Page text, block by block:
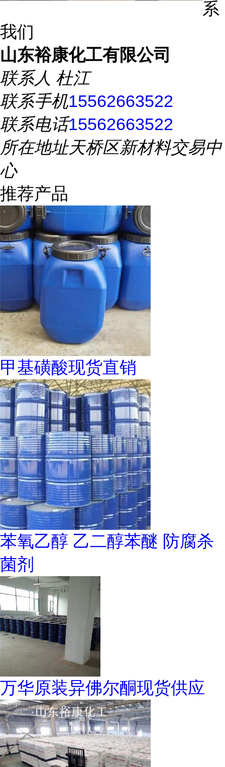
系
我们
山东裕康化工有限公司
联系人 杜江
联系手机15562663522
联系电话15562663522
所在地址天桥区新材料交易中
心
推荐产品
甲基磺酸现货直销
苯氧乙醇 乙二醇苯醚 防腐杀
菌剂
万华原装异佛尔酮现货供应